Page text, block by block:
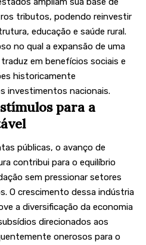
tributos, podendo reinvestir
educação e saúde rural.
no qual a expansão de uma
em benefícios sociais e
historicamente
investimentos nacionais.
para a
públicas, o avanço de
contribui para o equilíbrio
sem pressionar setores
O crescimento dessa indústria
a diversificação da economia
direcionados aos
onerosos para o